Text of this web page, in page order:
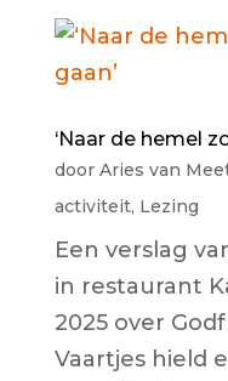
‘Naar de hemel
door Aries van
activiteit, Lezing
Een verslag
in restaurant
2025 over
Vaartjes hield